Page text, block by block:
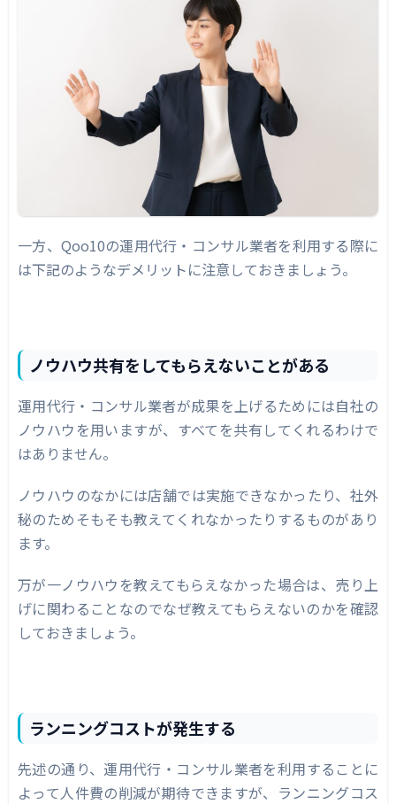
一方、Qoo10の運用代行・コンサル業者を利用する際に
は下記のようなデメリットに注意しておきましょう。
ノウハウ共有をしてもらえないことがある
運用代行・コンサル業者が成果を上げるためには自社の
ノウハウを用いますが、すべてを共有してくれるわけで
はありません。
ノウハウのなかには店舗では実施できなかったり、社外
秘のためそもそも教えてくれなかったりするものがあり
ます。
万が一ノウハウを教えてもらえなかった場合は、売り上
げに関わることなのでなぜ教えてもらえないのかを確認
しておきましょう。
ランニングコストが発生する
先述の通り、運用代行・コンサル業者を利用することに
よって人件費の削減が期待できますが、ランニングコス